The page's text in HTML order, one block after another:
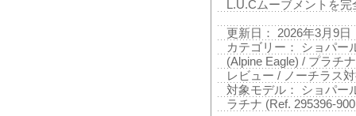
L.U.Cムーブメントを
更新日： 2026年3月9日
カテゴリー： ショパー
(Alpine Eagle) / プラチ
レビュー / ノーチラス
対象モデル： ショパー
ラチナ (Ref. 295396-